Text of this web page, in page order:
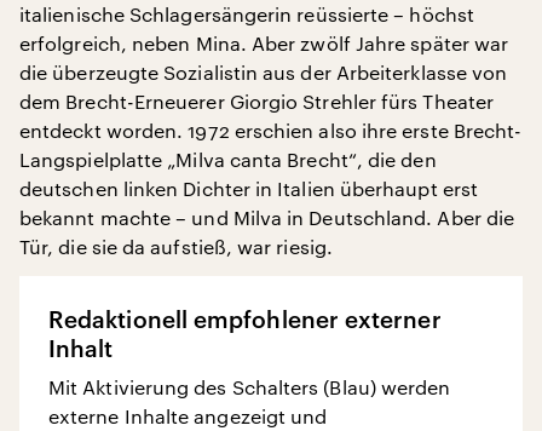
italienische Schlagersängerin reüssierte – höchst
erfolgreich, neben Mina. Aber zwölf Jahre später war
die überzeugte Sozialistin aus der Arbeiterklasse von
dem Brecht-Erneuerer Giorgio Strehler fürs Theater
entdeckt worden. 1972 erschien also ihre erste Brecht-
Langspielplatte „Milva canta Brecht“, die den
deutschen linken Dichter in Italien überhaupt erst
bekannt machte – und Milva in Deutschland. Aber die
Tür, die sie da aufstieß, war riesig.
Redaktionell empfohlener externer
Inhalt
Mit Aktivierung des Schalters (Blau) werden
externe Inhalte angezeigt und